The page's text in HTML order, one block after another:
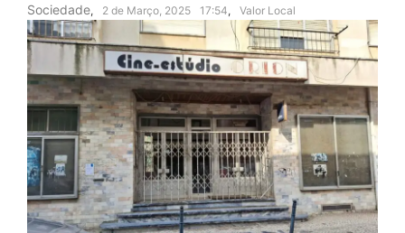
Sociedade, 2 de Março, 2025 17:54, Valor Local